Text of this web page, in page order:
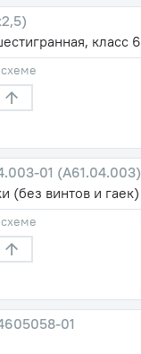
класс 6
01 (А61.04.003)
(без винтов и гаек)
01